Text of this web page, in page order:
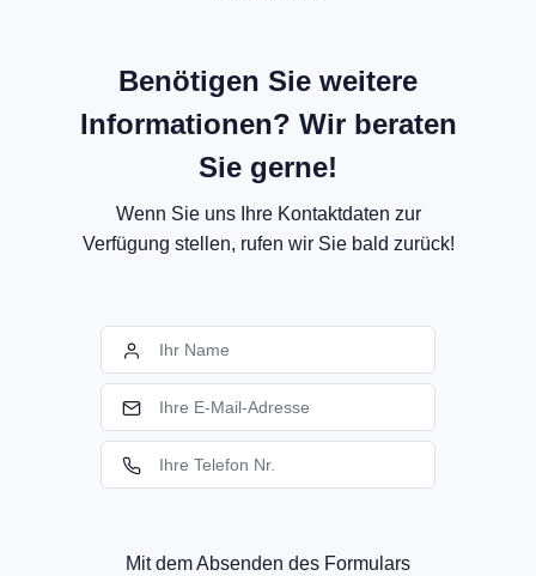
Benötigen Sie weitere
Informationen? Wir beraten
Sie gerne!
Wenn Sie uns Ihre Kontaktdaten zur
Verfügung stellen, rufen wir Sie bald zurück!
Mit dem Absenden des Formulars